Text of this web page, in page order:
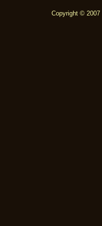
Copyright © 2007